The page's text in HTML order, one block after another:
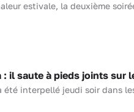
estivale, la deuxième
: il saute à pieds joints sur
été interpellé jeudi soir dans